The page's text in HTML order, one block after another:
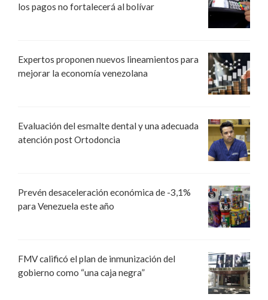
los pagos no fortalecerá al bolívar
Expertos proponen nuevos lineamientos para
mejorar la economía venezolana
Evaluación del esmalte dental y una adecuada
atención post Ortodoncia
Prevén desaceleración económica de -3,1%
para Venezuela este año
FMV calificó el plan de inmunización del
gobierno como “una caja negra”